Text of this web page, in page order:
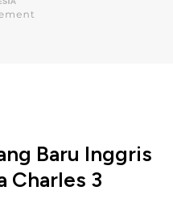
Baru Inggris
Charles 3